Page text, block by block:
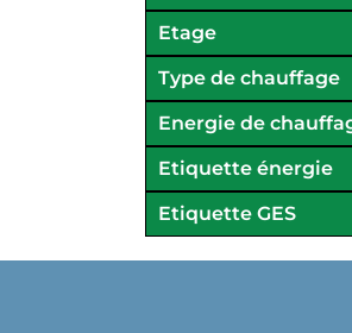
Etage
Type de chauffage
Energie de
Etiquette énergie
Etiquette GES